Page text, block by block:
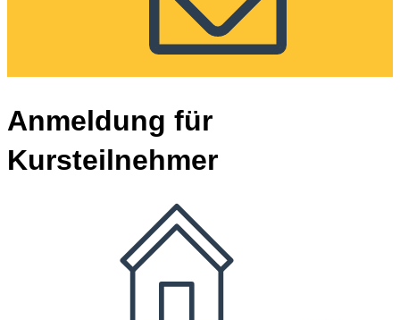
Anmeldung für
Kursteilnehmer